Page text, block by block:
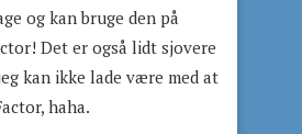
og kan bruge den på
Det er også lidt sjovere
kan ikke lade være med at
haha.